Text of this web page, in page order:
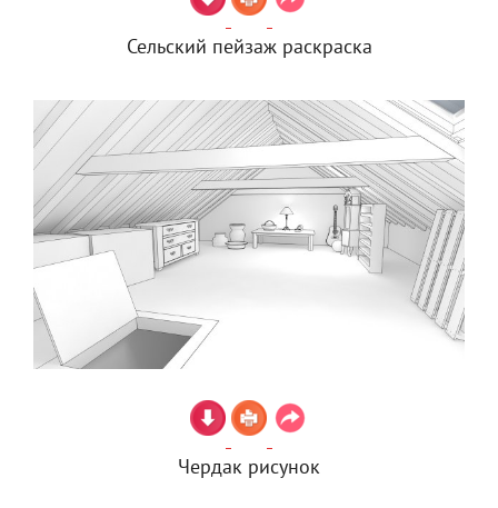
Сельский пейзаж раскраска
Чердак рисунок